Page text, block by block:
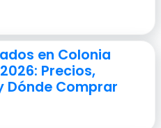
en Colonia
Precios,
Dónde Comprar